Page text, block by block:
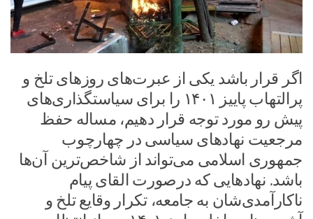
اگر قرار باشد یکی از عبرت‌های روز‌های تلخ و
پرالتهاب پاییز ۱۴۰۱ را برای سیاستگذاری‌های
پیش رو مورد توجه قرار دهیم، مساله حفظ
مرجعیت نهاد‌های سیاسی در چهارچوب
جمهوری اسلامی می‌تواند از شاخص‌ترین آن‌ها
باشد. نهاد‌هایی که درصورت القای پیام
ناکارآمدی‌شان به جامعه، تکرار وقایع تلخ و